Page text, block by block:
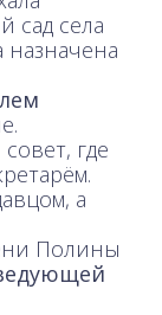
сад села
назначена
где
.
а
Полины